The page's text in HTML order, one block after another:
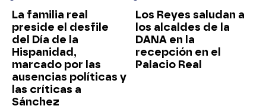
La familia real
preside el desfile
del Día de la
Hispanidad,
marcado por las
ausencias políticas y
las críticas a
Sánchez
Los Reyes saludan a
los alcaldes de la
DANA en la
recepción en el
Palacio Real